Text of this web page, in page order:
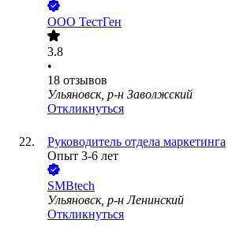
ООО ТестГен
3.8
•
18 отзывов
Ульяновск, р-н Заволжский
Откликнуться
Руководитель отдела маркетинга
Опыт 3-6 лет
SMBtech
Ульяновск, р-н Ленинский
Откликнуться